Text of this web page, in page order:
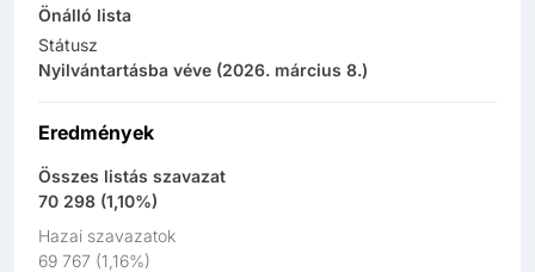
Önálló lista
Státusz
Nyilvántartásba véve (2026. március 8.)
Eredmények
Összes listás szavazat
70 298 (1,10%)
Hazai szavazatok
69 767 (1,16%)